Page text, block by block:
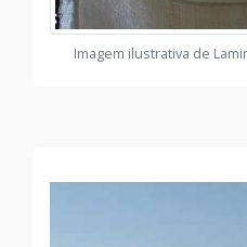
Imagem ilustrativa de